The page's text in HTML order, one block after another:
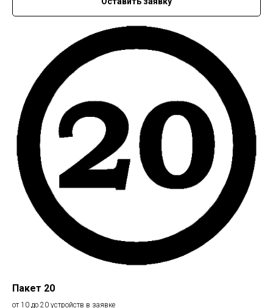
Пакет 20
от 10 до 20 устройств в заявке